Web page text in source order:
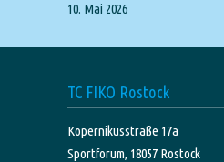
10. Mai 2026
TC FIKO Rostock
Kopernikusstraße 17a
Sportforum, 18057 Rostock